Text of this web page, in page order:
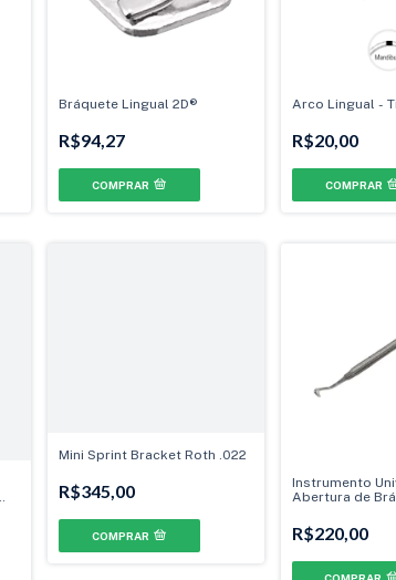
Bráquete Lingual 2D®
R$94,27
COMPRAR
Arco Lingual -
R$20,00
COMPRAR
Mini Sprint Bracket Roth .022
R$345,00
COMPRAR
Instrumento
Abertura de
R$220,00